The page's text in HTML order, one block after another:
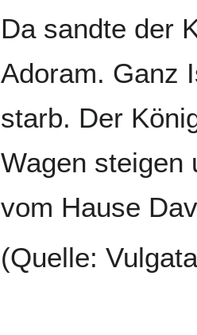
Da sandte der
Adoram. Ganz
starb. Der
Wagen steigen
vom Hause
(Quelle: